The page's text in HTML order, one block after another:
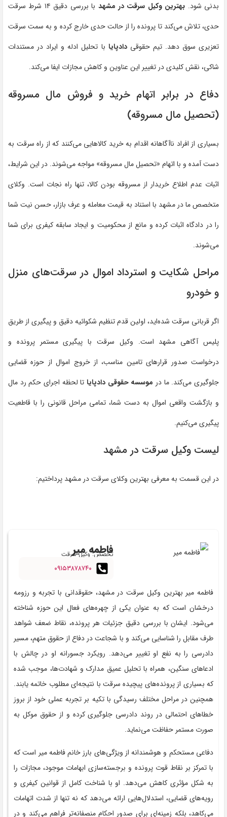
بدنی شود. بهترین وکیل سرقت در مشهد
با بررسی دقیق ۱۴ شرط سرقت
حدی، تلاش می‌کند تا پرونده را از حالت حدی خارج کرده و به سمت سرقت
تعزیری سوق دهد. تیم حقوقیدادپایا با تحلیل ادله و ایراد در مستندات
شاکی، نقش کلیدی در تغییر این عناوین و کاهش مجازات ایفا می‌کند.
دفاع در برابر اتهام خرید و فروش مال مسروقه
(تحصیل مال مسروقه)
بسیاری از افراد ناآگاهانه اقدام به خرید کالاهایی می‌کنند که از راه سرقت به
دست آمده و با اتهام «تحصیل مال مسروقه» مواجه می‌شوند. در این شرایط،
اثبات عدم اطلاع خریدار از مسروقه بودن کالا، تنها راه نجات است. وکلای
متخصص ما در مشهد با استناد به قیمت معامله و عرف بازار، حسن نیت شما
را در دادگاه اثبات کرده و مانع از محکومیت و ایجاد سابقه کیفری برای شما
می‌شوند.
مراحل شکایت و استرداد اموال در سرقت‌های منزل
و خودرو
اگر قربانی سرقت شده‌اید، اولین قدم تنظیم شکوائیه دقیق و پیگیری از طریق
پلیس آگاهی مشهد است. وکیل سرقت با پیگیری مستمر پرونده و
درخواست صدور قرارهای تامین مناسب، از خروج اموال از حوزه قضایی
جلوگیری می‌کند. ما در موسسه حقوقی دادپایا تا لحظه اجرای حکم رد مال
و بازگشت واقعی اموال به دست شما، تمامی مراحل قانونی را با قاطعیت
پیگیری می‌کنیم.
لیست وکیل سرقت در مشهد
در این قسمت به معرفی بهترین وکلای سرقت در مشهد پرداختیم:
فاطمه میر
تخصص: وکیل سرقت
۰۹۱۵۳۸۷۸۷۴۰
فاطمه میر بهترین وکیل سرقت در مشهد، حقوقدانی با تجربه و رزومه
درخشان است که به عنوان یکی از چهره‌های فعال این حوزه شناخته
می‌شود. ایشان با بررسی دقیق جزئیات هر پرونده، نقاط ضعف شواهد
طرف مقابل را شناسایی می‌کند و با شجاعت در دفاع از حقوق متهم، مسیر
دادرسی را به نفع او تغییر می‌دهد. رویکرد جسورانه او در چالش با
ادعاهای سنگین، همراه با تحلیل عمیق مدارک و شهادت‌ها، موجب شده
که بسیاری از پرونده‌های پیچیده سرقت با نتیجه‌ای مطلوب خاتمه یابند.
همچنین در مراحل مختلف رسیدگی با تکیه بر تجربه عملی خود از بروز
خطاهای احتمالی در روند دادرسی جلوگیری کرده و از حقوق موکل به
صورت مستمر حفاظت می‌نماید.
دفاعی مستحکم و هوشمندانه از ویژگی‌های بارز خانم فاطمه میر است که
با تمرکز بر نقاط قوت پرونده و برجسته‌سازی ابهامات موجود، مجازات را
به شکل مؤثری کاهش می‌دهد. او با شناخت کامل از قوانین کیفری و
رویه‌های قضایی، استدلال‌هایی ارائه می‌دهد که نه تنها از شدت اتهامات
می‌کاهد، بلکه زمینه‌ای برای صدور احکام منصفانه‌تر فراهم می‌کند و در